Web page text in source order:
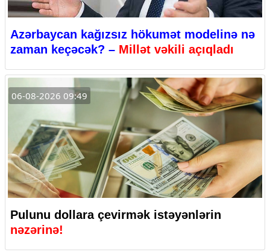
Azərbaycan kağızsız hökumət modelinə nə
zaman keçəcək? – Millət vəkili açıqladı
06-08-2026 09:49
Pulunu dollara çevirmək istəyənlərin
nəzərinə!